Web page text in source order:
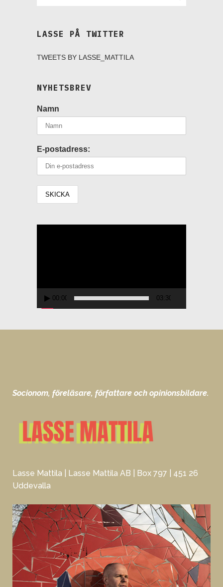
LASSE PÅ TWITTER
TWEETS BY LASSE_MATTILA
NYHETSBREV
Namn
E-postadress:
00:00 03:30
Socionom, föreläsare, författare och opinionsbildare.
Lasse Mattila | Lasse Mattila AB | Box 797 | 451 26
Uddevalla